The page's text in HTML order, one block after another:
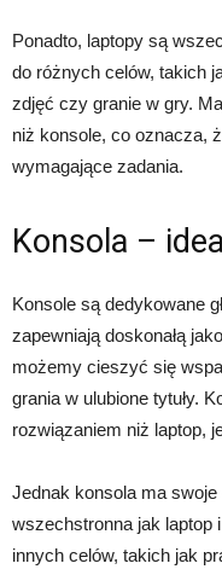
Ponadto, laptopy są
do różnych celów, takich
zdjęć czy granie w gry.
niż konsole, co oznacza,
wymagające zadania.
Konsola –
Konsole są dedykowane
zapewniają doskonałą
możemy cieszyć się
grania w ulubione tytuły.
rozwiązaniem niż laptop,
Jednak konsola ma
wszechstronna jak laptop
innych celów, takich jak